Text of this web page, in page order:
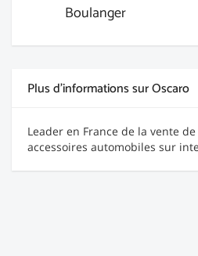
Boulanger
Plus d'informations sur Oscaro
Leader en France de la vente
accessoires automobiles sur